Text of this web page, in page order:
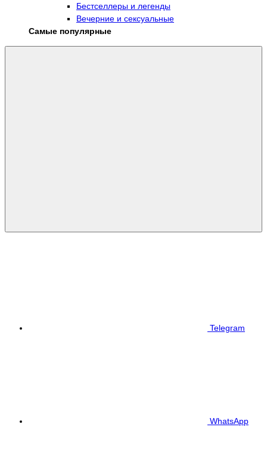
Бестселлеры и легенды
Вечерние и сексуальные
Самые популярные
Telegram
WhatsApp